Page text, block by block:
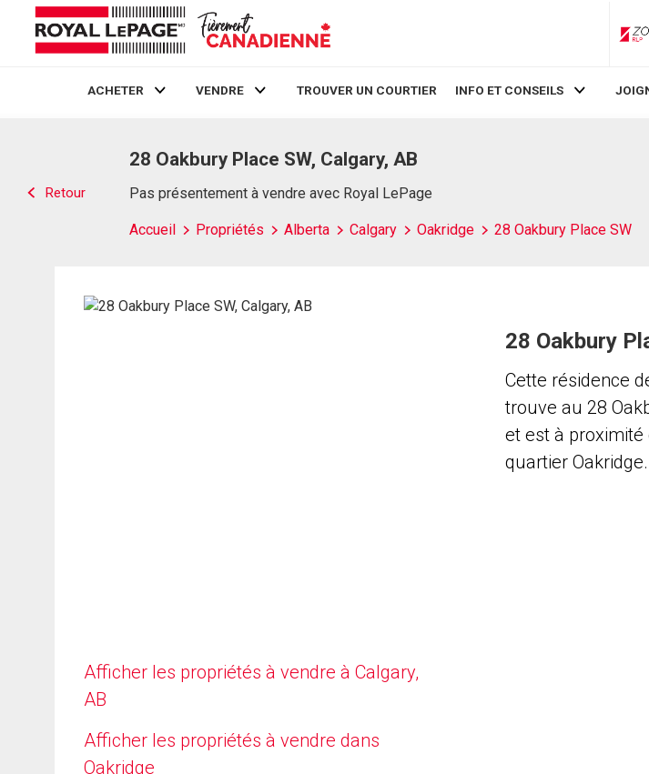
ACHETER VENDRE TROUVER UN COURTIER INFO ET CONSEILS
Retour
28 Oakbury Place SW, Calgary, AB
Pas présentement à vendre avec Royal LePage
Accueil Propriétés Alberta Calgary Oakridge 28 Oakbury Place SW
Afficher les propriétés à vendre à Calgary,
AB
Afficher les propriétés à vendre dans
Oakridge
28 Oakbury
Cette résidence
trouve au 28
et est à proximité
quartier Oakridge.